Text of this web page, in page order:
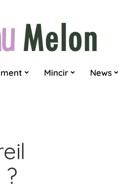
Mincir News